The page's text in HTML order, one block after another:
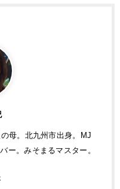
母。北九州市出身。MJ
ー。みそまるマスター。